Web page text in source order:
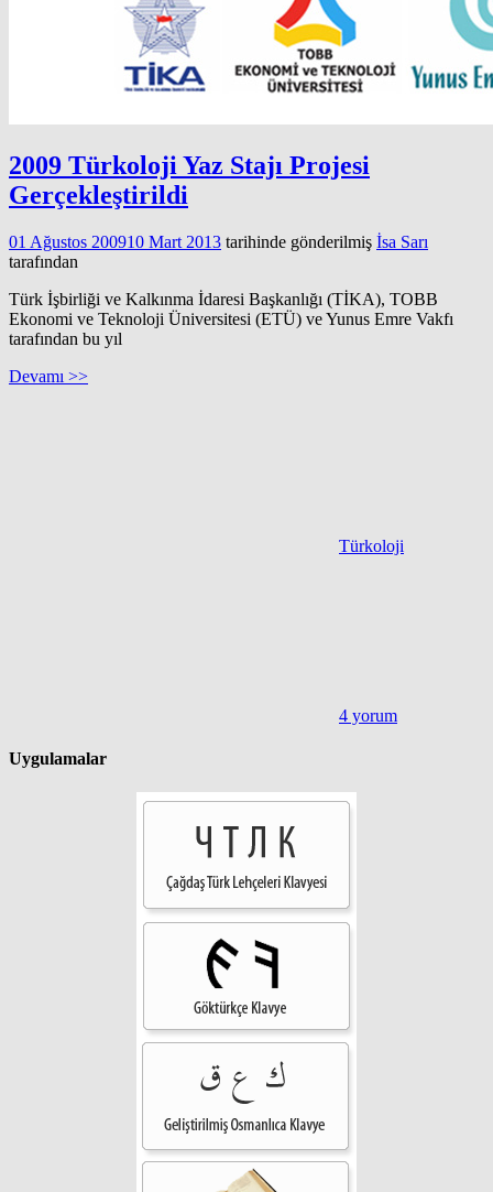
2009 Türkoloji Yaz Stajı Projesi
Gerçekleştirildi
01 Ağustos 200910 Mart 2013 tarihinde gönderilmiş İsa Sarı
tarafından
Türk İşbirliği ve Kalkınma İdaresi Başkanlığı (TİKA), TOBB
Ekonomi ve Teknoloji Üniversitesi (ETÜ) ve Yunus Emre Vakfı
tarafından bu yıl
Devamı >>
Türkoloji
4 yorum
Uygulamalar